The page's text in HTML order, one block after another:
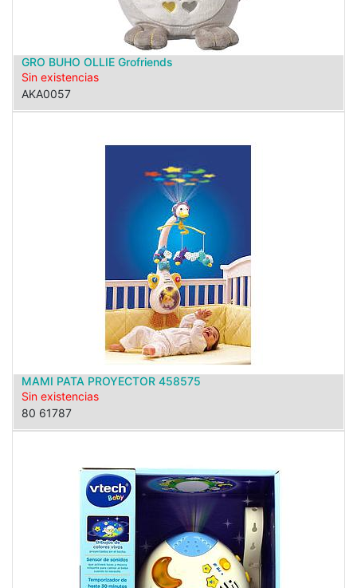
GRO BUHO OLLIE Grofriends
Sin existencias
AKA0057
MAMI PATA PROYECTOR 458575
Sin existencias
80 61787